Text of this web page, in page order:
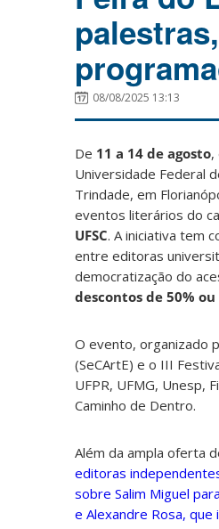
08/08/2025 13:13
De 11 a 14 de agosto,
Universidade Federal
Trindade, em
eventos literários do
UFSC. A iniciativa tem
entre editoras
democratização do
descontos de 50%
O evento, organizado
(SeCArtE) e o III
UFPR, UFMG, Unesp,
Caminho de Dentro.
Além da ampla oferta
editoras
sobre Salim Miguel
e Alexandre Rosa,